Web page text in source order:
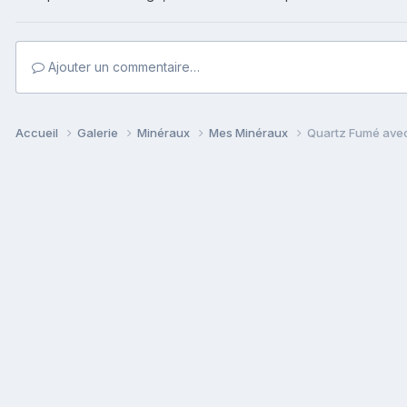
Ajouter un commentaire…
Accueil Galerie Minéraux Mes Minéraux Quartz Fumé